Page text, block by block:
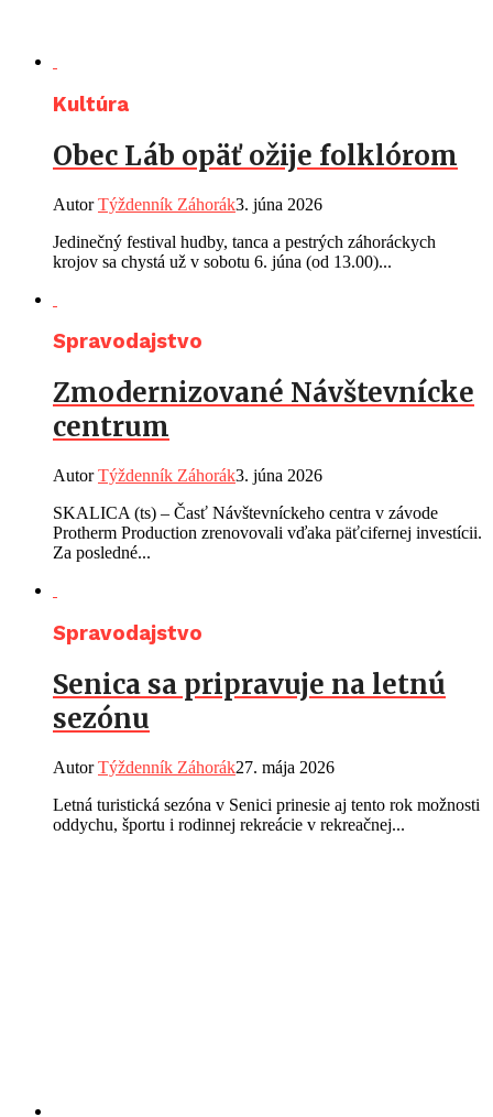
Kultúra
Obec Láb opäť ožije folklórom
AutorTýždenník Záhorák3. júna 2026
Jedinečný festival hudby, tanca a pestrých záhoráckych
krojov sa chystá už v sobotu 6. júna (od 13.00)...
Spravodajstvo
Zmodernizované Návštevnícke
centrum
AutorTýždenník Záhorák3. júna 2026
SKALICA (ts) – Časť Návštevníckeho centra v závode
Protherm Production zrenovovali vďaka päťcifernej investícii.
Za posledné...
Spravodajstvo
Senica sa pripravuje na letnú
sezónu
AutorTýždenník Záhorák27. mája 2026
Letná turistická sezóna v Senici prinesie aj tento rok možnosti
oddychu, športu i rodinnej rekreácie v rekreačnej...